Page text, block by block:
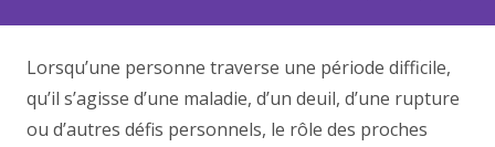
Lorsqu’une personne traverse une période difficile,
qu’il s’agisse d’une maladie, d’un deuil, d’une rupture
ou d’autres défis personnels, le rôle des proches